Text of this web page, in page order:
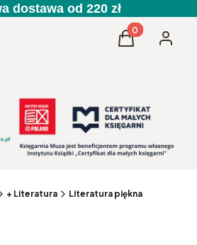
dostawa od 220 zł
Produkty w
Koszyk
+ Literatura Literatura piękna